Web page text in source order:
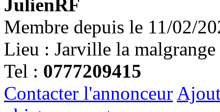
JulienRF
Membre depuis le 11/02/
Lieu : Jarville la
Tel : 0777209415
Contacter l'annonceur